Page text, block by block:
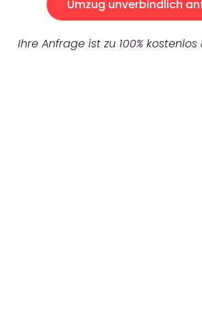
Umzug unverbindlich
Ihre Anfrage ist zu 100%